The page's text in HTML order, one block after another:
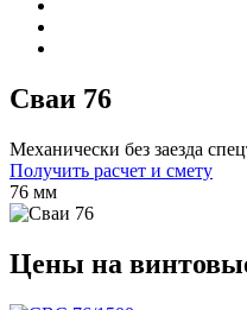
Сваи 76
Механически без заезда
Получить расчет и смету
76 мм
Цены на